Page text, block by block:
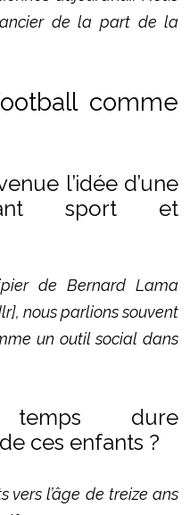
de la part de la
comme
l’idée d’une
sport et
de Bernard Lama
nous parlions souvent
un outil social dans
dure
ces enfants ?
vers l’âge de treize ans